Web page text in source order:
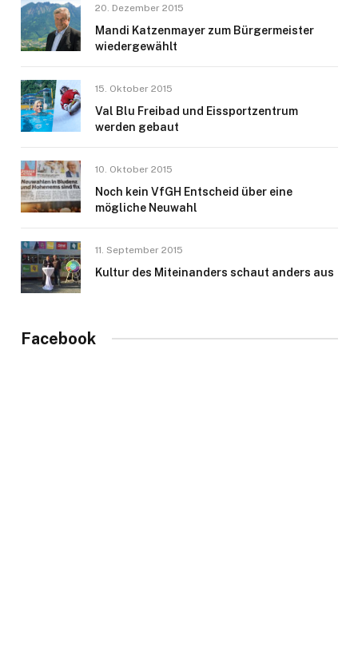
20. Dezember 2015
Mandi Katzenmayer zum Bürgermeister
wiedergewählt
15. Oktober 2015
Val Blu Freibad und Eissportzentrum
werden gebaut
10. Oktober 2015
Noch kein VfGH Entscheid über eine
mögliche Neuwahl
11. September 2015
Kultur des Miteinanders schaut anders aus
Facebook